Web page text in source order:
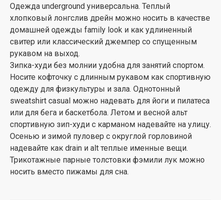
Одежда underground универсальна. Теплый
хлопковый лонгслив дрейн можно носить в качестве
домашней одежды family look и как удлиненный
свитер или классический джемпер со спущенным
рукавом на выход.
Зипка-худи без молнии удобна для занятий спортом.
Носите кофточку с длинным рукавом как спортивную
одежду для физкультуры и зала. Однотонный
sweatshirt casual можно надевать для йоги и пилатеса
или для бега и баскетбола. Летом и весной альт
спортивную зип-худи с карманом надевайте на улицу.
Осенью и зимой пуловер с округлой горловиной
надевайте как drain и alt теплые именные вещи.
Трикотажные парные толстовки фэмили лук можно
носить вместо пижамы для сна.